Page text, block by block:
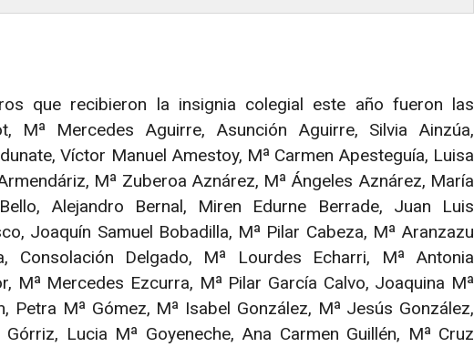
que recibieron la insignia colegial este año fueron las
Mª Mercedes Aguirre, Asunción Aguirre, Silvia Ainzúa,
Víctor Manuel Amestoy, Mª Carmen Apesteguía, Luisa
Mª Zuberoa Aznárez, Mª Ángeles Aznárez, María
Alejandro Bernal, Miren Edurne Berrade, Juan Luis
Joaquín Samuel Bobadilla, Mª Pilar Cabeza, Mª Aranzazu
Consolación Delgado, Mª Lourdes Echarri, Mª Antonia
Mª Mercedes Ezcurra, Mª Pilar García Calvo, Joaquina Mª
Petra Mª Gómez, Mª Isabel González, Mª Jesús González,
Lucia Mª Goyeneche, Ana Carmen Guillén, Mª Cruz